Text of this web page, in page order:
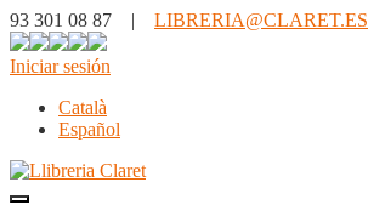
93 301 08 87 | LIBRERIA@CLARET.ES
Iniciar sesión
Català
Español